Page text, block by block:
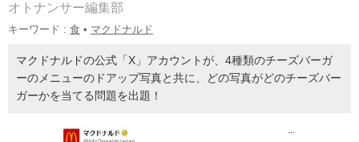
オトナンサー編集部
キーワード : 食 • マクドナルド
マクドナルドの公式「X」アカウントが、4種類のチーズバーガ
ーのメニューのドアップ写真と共に、どの写真がどのチーズバー
ガーかを当てる問題を出題！